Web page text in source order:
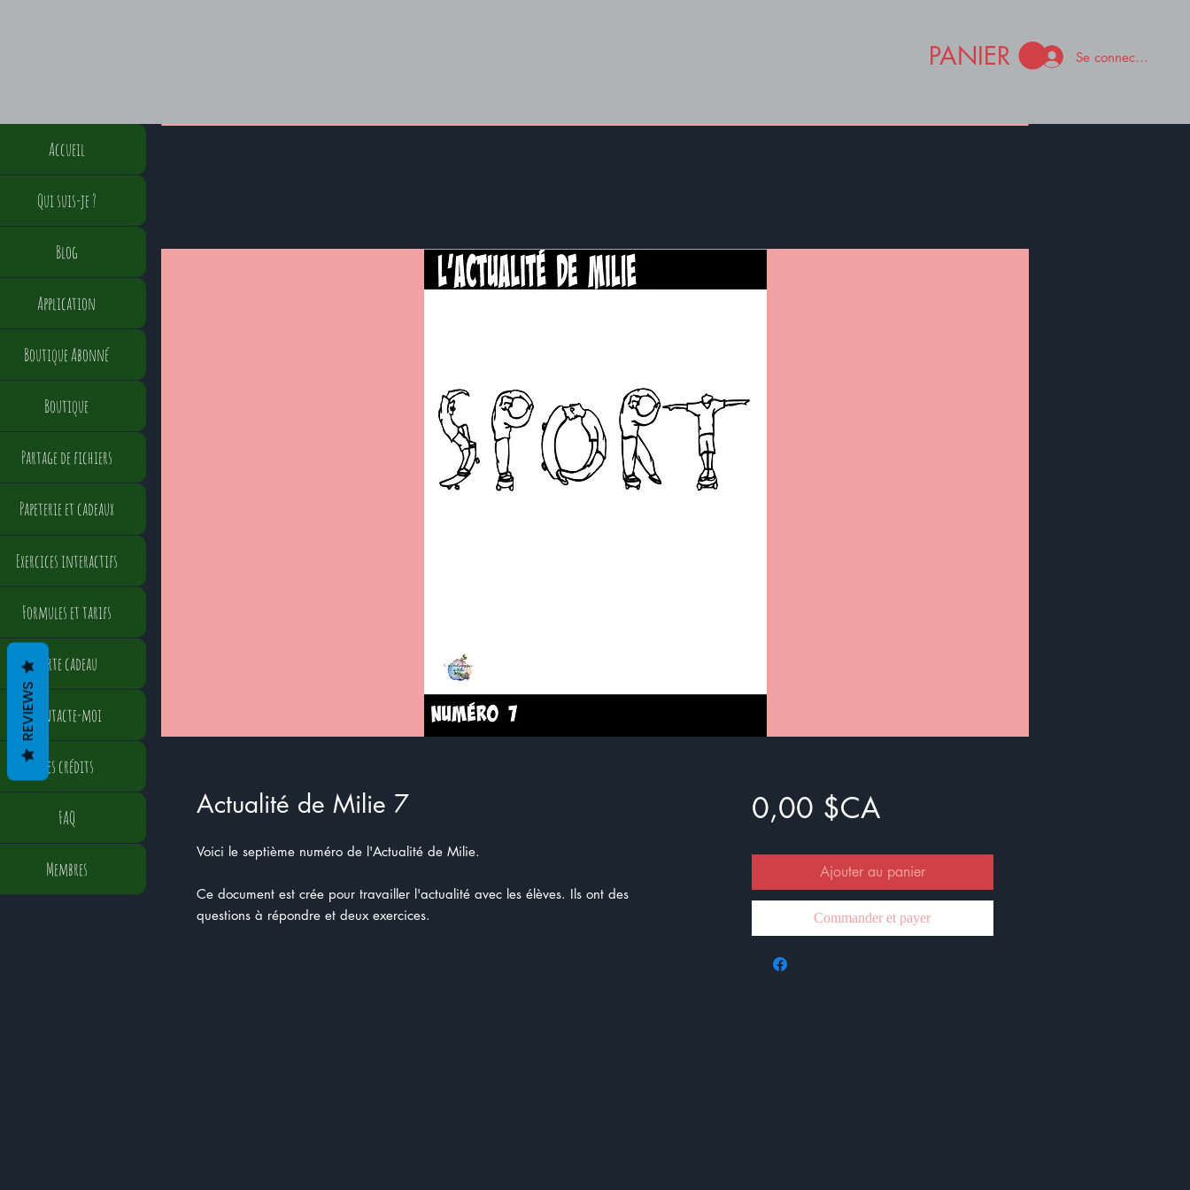
PANIER Se connecter
Actualité de Milie 7
Voici le septième numéro de l'Actualité de Milie.
Ce document est crée pour travailler l'actualité avec les élèves. Ils ont des
questions à répondre et deux exercices.
0,00 $CAPrix
Ajouter au panier
Commander et payer
Accueil
Qui suis-je ?
Blog
Application
Boutique Abonné
Boutique
Partage de fichiers
Papeterie et cadeaux
Exercices interactifs
Formules et tarifs
Carte cadeau
Contacte-moi
Mes crédits
FAQ
Membres
REVIEWS